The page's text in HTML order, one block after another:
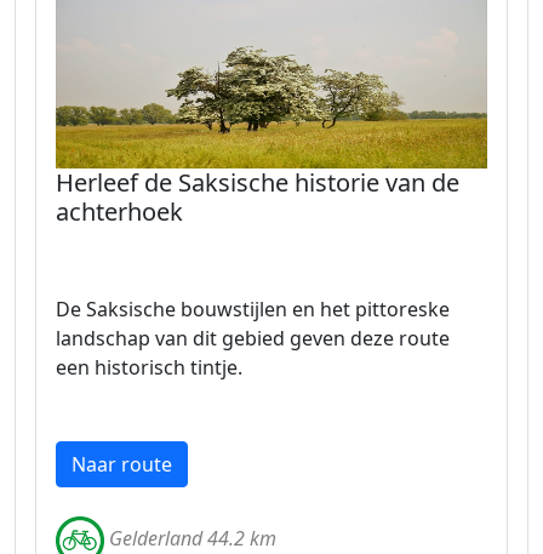
Herleef de Saksische historie van de
achterhoek
De Saksische bouwstijlen en het pittoreske
landschap van dit gebied geven deze route
een historisch tintje.
Naar route
Gelderland 44.2 km